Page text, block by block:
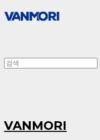
VANMORI